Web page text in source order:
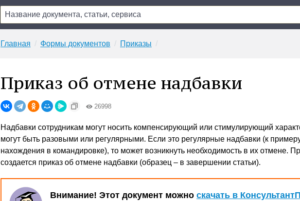
Главная Формы документов Приказы
Приказ об отмене надбавки
26998
Надбавки сотрудникам могут носить компенсирующий или стимулирующий
могут быть разовыми или регулярными. Если это регулярные надбавки (к
нахождения в командировке), то может возникнуть необходимость в их отмене.
создается приказ об отмене надбавки (образец – в завершении статьи).
Внимание! Этот документ можно скачать в